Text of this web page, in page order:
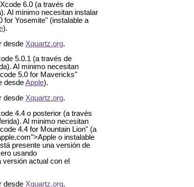
6.0 (a través de
Al minimo necesitan instalar
for Yosemite" (instalable a
).
desde Xquartz.org.
5.0.1 (a través de
Al minimo necesitan
5.0 for Mavericks"
desdeApple).
desde Xquartz.org.
4.4 o posterior (a través
Al minimo necesitan
4.4 for Mountain Lion" (a
o instalable
presente una versión de
usando
versión actual con el
desde Xquartz.org.